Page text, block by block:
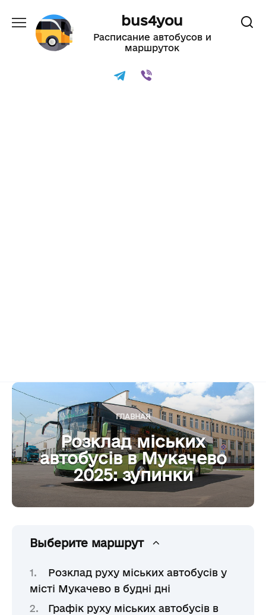
до
bus4you
Расписание автобусов и
маршруток
ГЛАВНАЯ
Розклад міських
автобусів в Мукачево
2025: зупинки
Выберите маршрут
Розклад руху міських автобусів у
місті Мукачево в будні дні
Графік руху міських автобусів в